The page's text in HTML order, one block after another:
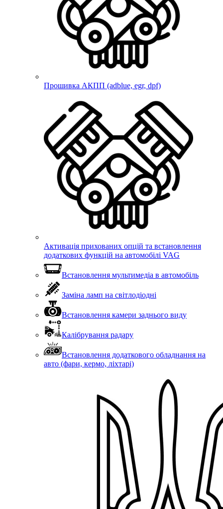
Прошивка АКПП (adblue, egr, dpf)
Активація прихованих опцій та встановлення
додаткових функцій на автомобілі VAG
Встановлення мультимедіа в автомобіль
Заміна ламп на світлодіодні
Встановлення камери заднього виду
Калібрування радару
Встановлення додаткового обладнання на
авто (фари, кермо, ліхтарі)